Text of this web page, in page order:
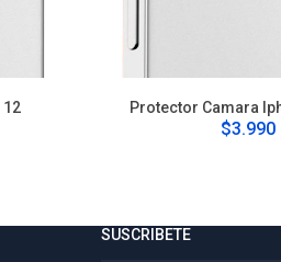
Protector Camara
$3.990
SUSCRIBETE